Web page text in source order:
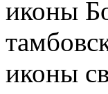
иконы
иконы